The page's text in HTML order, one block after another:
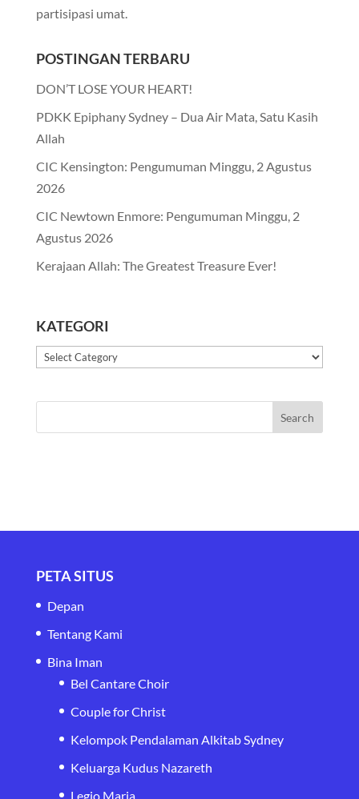
partisipasi umat.
POSTINGAN TERBARU
DON’T LOSE YOUR HEART!
PDKK Epiphany Sydney – Dua Air Mata, Satu Kasih
Allah
CIC Kensington: Pengumuman Minggu, 2 Agustus
2026
CIC Newtown Enmore: Pengumuman Minggu, 2
Agustus 2026
Kerajaan Allah: The Greatest Treasure Ever!
KATEGORI
Kategori
PETA SITUS
Depan
Tentang Kami
Bina Iman
Bel Cantare Choir
Couple for Christ
Kelompok Pendalaman Alkitab Sydney
Keluarga Kudus Nazareth
Legio Maria